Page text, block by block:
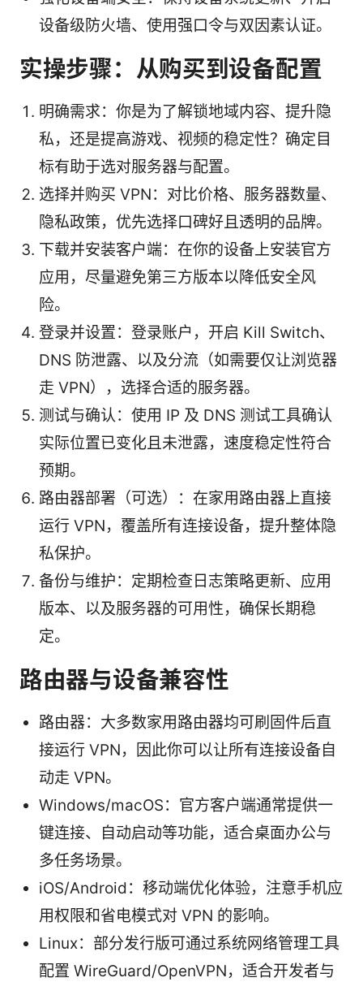
设备级防火墙、使用强口令与双因素认证。
实操步骤：从购买到设备配置
明确需求：你是为了解锁地域内容、提升隐
私，还是提高游戏、视频的稳定性？确定目
标有助于选对服务器与配置。
选择并购买 VPN：对比价格、服务器数量、
隐私政策，优先选择口碑好且透明的品牌。
下载并安装客户端：在你的设备上安装官方
应用，尽量避免第三方版本以降低安全风
险。
登录并设置：登录账户，开启 Kill Switch、
DNS 防泄露、以及分流（如需要仅让浏览器
走 VPN），选择合适的服务器。
测试与确认：使用 IP 及 DNS 测试工具确认
实际位置已变化且未泄露，速度稳定性符合
预期。
路由器部署（可选）：在家用路由器上直接
运行 VPN，覆盖所有连接设备，提升整体隐
私保护。
备份与维护：定期检查日志策略更新、应用
版本、以及服务器的可用性，确保长期稳
定。
路由器与设备兼容性
路由器：大多数家用路由器均可刷固件后直
接运行 VPN，因此你可以让所有连接设备自
动走 VPN。
Windows/macOS：官方客户端通常提供一
键连接、自动启动等功能，适合桌面办公与
多任务场景。
iOS/Android：移动端优化体验，注意手机应
用权限和省电模式对 VPN 的影响。
Linux：部分发行版可通过系统网络管理工具
配置 WireGuard/OpenVPN，适合开发者与